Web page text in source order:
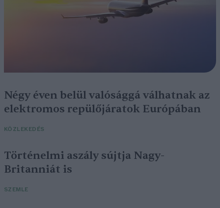
Négy éven belül valósággá válhatnak az
elektromos repülőjáratok Európában
KÖZLEKEDÉS
Történelmi aszály sújtja Nagy-
Britanniát is
SZEMLE